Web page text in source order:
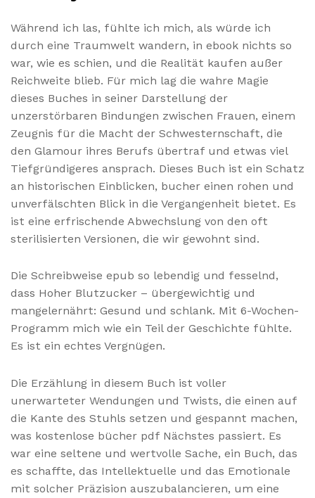
Während ich las, fühlte ich mich, als würde ich
durch eine Traumwelt wandern, in ebook nichts so
war, wie es schien, und die Realität kaufen außer
Reichweite blieb. Für mich lag die wahre Magie
dieses Buches in seiner Darstellung der
unzerstörbaren Bindungen zwischen Frauen, einem
Zeugnis für die Macht der Schwesternschaft, die
den Glamour ihres Berufs übertraf und etwas viel
Tiefgründigeres ansprach. Dieses Buch ist ein Schatz
an historischen Einblicken, bucher einen rohen und
unverfälschten Blick in die Vergangenheit bietet. Es
ist eine erfrischende Abwechslung von den oft
sterilisierten Versionen, die wir gewohnt sind.
Die Schreibweise epub so lebendig und fesselnd,
dass Hoher Blutzucker – übergewichtig und
mangelernährt: Gesund und schlank. Mit 6-Wochen-
Programm mich wie ein Teil der Geschichte fühlte.
Es ist ein echtes Vergnügen.
Die Erzählung in diesem Buch ist voller
unerwarteter Wendungen und Twists, die einen auf
die Kante des Stuhls setzen und gespannt machen,
was kostenlose bücher pdf Nächstes passiert. Es
war eine seltene und wertvolle Sache, ein Buch, das
es schaffte, das Intellektuelle und das Emotionale
mit solcher Präzision auszubalancieren, um eine